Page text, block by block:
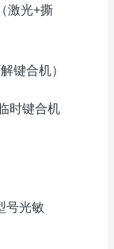
激光+撕
键合机）
时键合机
号光敏